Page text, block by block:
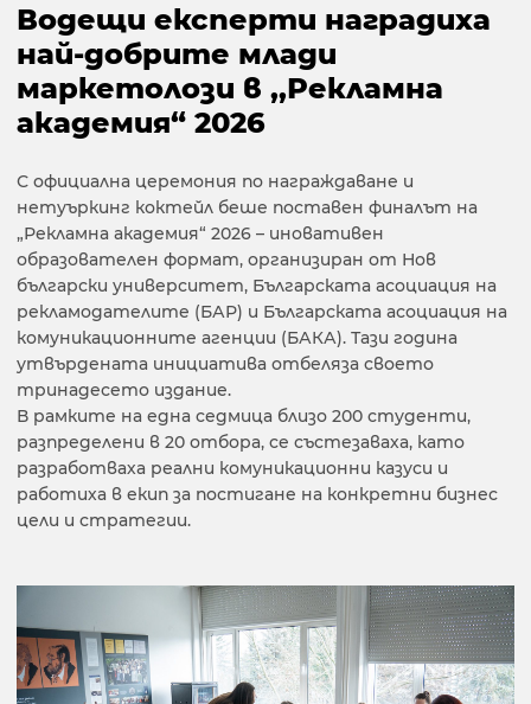
Водещи експерти наградиха
най-добрите млади
маркетолози в ,,Рекламна
академия“ 2026
С официална церемония по награждаване и
нетуъркинг коктейл беше поставен финалът на
„Рекламна академия“ 2026 – иновативен
образователен формат, организиран от Нов
български университет, Българската асоциация на
рекламодателите (БАР) и Българската асоциация на
комуникационните агенции (БАКА). Тази година
утвърдената инициатива отбеляза своето
тринадесето издание.
В рамките на една седмица близо 200 студенти,
разпределени в 20 отбора, се състезаваха, като
разработваха реални комуникационни казуси и
работиха в екип за постигане на конкретни бизнес
цели и стратегии.